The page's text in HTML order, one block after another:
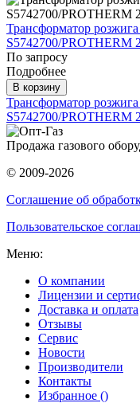
Трансформатор
S5742700/PROTHERM
По запросу
Подробнее
В корзину
Трансформатор
S5742700/PROTHERM
Продажа газового
© 2009-2026
Соглашение об
Пользовательское
Меню:
О компании
Лицензии и
Доставка и оплата
Отзывы
Сервис
Новости
Производители
Контакты
Избранное ()